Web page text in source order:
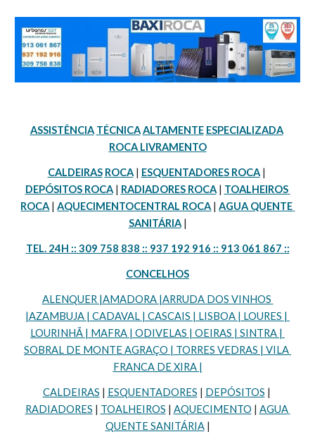
ASSISTÊNCIA TÉCNICA ALTAMENTE ESPECIALIZADA
ROCA LIVRAMENTO
CALDEIRAS ROCA | ESQUENTADORES ROCA
DEPÓSITOS ROCA | RADIADORES ROCA | TOALHEIROS
ROCA | AQUECIMENTOCENTRAL ROCA | AGUA QUENTE
SANITÁRIA |
TEL. 24H :: 309 758 838 :: 937 192 916 :: 913 061 867 ::
CONCELHOS
ALENQUER |AMADORA |ARRUDA DOS VINHOS
|AZAMBUJA | CADAVAL | CASCAIS | LISBOA | LOURES |
LOURINHÃ | MAFRA | ODIVELAS | OEIRAS | SINTRA |
SOBRAL DE MONTE AGRAÇO | TORRES VEDRAS | VILA
FRANCA DE XIRA |
CALDEIRAS | ESQUENTADORES | DEPÓSITOS
RADIADORES | TOALHEIROS | AQUECIMENTO | AGUA
QUENTE SANITÁRIA |